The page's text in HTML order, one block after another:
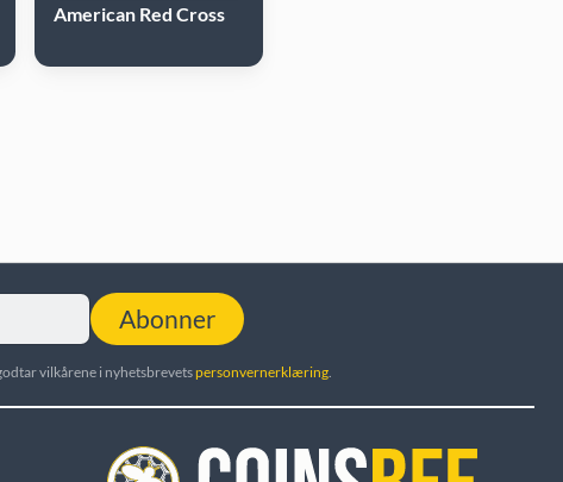
American Red Cross
Abonner
vilkårene i nyhetsbrevetspersonvernerklæring.